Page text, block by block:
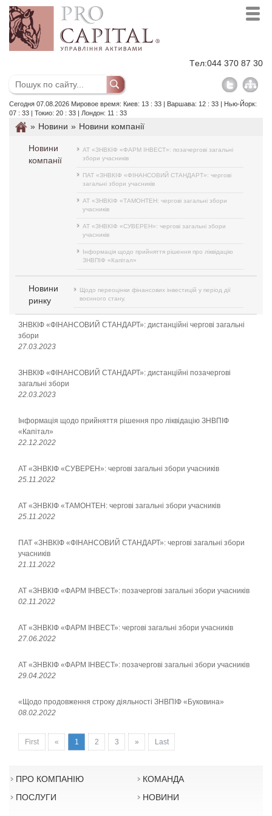
Tел:044 370 87 30
Сегодня 07.08.2026 Мировое время: Киев: 13 : 33 | Варшава: 12 : 33 | Нью-Йорк:
07 : 33 | Токио: 20 : 33 | Лондон: 11 : 33
» Новини » Новини компанії
Новини
компанії
АТ «ЗНВКІФ «ФАРМ ІНВЕСТ»: позачергові загальні
збори учасників
ПАТ «ЗНВКІФ «ФІНАНСОВИЙ СТАНДАРТ»: чергові
загальні збори учасників
АТ «ЗНВКІФ «ТАМОНТЕН: чергові загальні збори
учасників
АТ «ЗНВКІФ «СУВЕРЕН»: чергові загальні збори
учасників
Інформація щодо прийняття рішення про ліквідацію
ЗНВПІФ «Капітал»
Новини
ринку
Щодо переоцінки фінансових інвестицій у період дії
воєнного стану.
ЗНВКІФ «ФІНАНСОВИЙ СТАНДАРТ»: дистанційні чергові загальні
збори
27.03.2023
ЗНВКІФ «ФІНАНСОВИЙ СТАНДАРТ»: дистанційні позачергові
загальні збори
22.03.2023
Інформація щодо прийняття рішення про ліквідацію ЗНВПІФ
«Капітал»
22.12.2022
АТ «ЗНВКІФ «СУВЕРЕН»: чергові загальні збори учасників
25.11.2022
АТ «ЗНВКІФ «ТАМОНТЕН: чергові загальні збори учасників
25.11.2022
ПАТ «ЗНВКІФ «ФІНАНСОВИЙ СТАНДАРТ»: чергові загальні збори
учасників
21.11.2022
АТ «ЗНВКІФ «ФАРМ ІНВЕСТ»: позачергові загальні збори учасників
02.11.2022
АТ «ЗНВКІФ «ФАРМ ІНВЕСТ»: чергові загальні збори учасників
27.06.2022
АТ «ЗНВКІФ «ФАРМ ІНВЕСТ»: позачергові загальні збори учасників
29.04.2022
«Щодо продовження строку діяльності ЗНВПІФ «Буковина»
08.02.2022
First « 1 2 3 » Last
ПРО КОМПАНІЮ
КОМАНДА
ПОСЛУГИ
НОВИНИ